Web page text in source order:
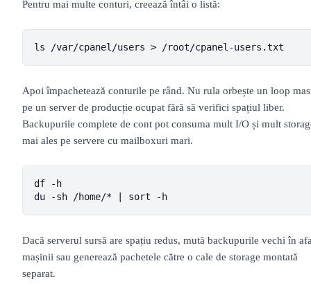
Pentru mai multe conturi, creează întâi o listă:
ls /var/cpanel/users > /root/cpanel-users.txt
Apoi împachetează conturile pe rând. Nu rula orbește un loop
pe un server de producție ocupat fără să verifici spațiul liber.
Backupurile complete de cont pot consuma mult I/O și mult
mai ales pe servere cu mailboxuri mari.
df -h
du -sh /home/* | sort -h
Dacă serverul sursă are spațiu redus, mută backupurile vechi în
mașinii sau generează pachetele către o cale de storage montată
separat.